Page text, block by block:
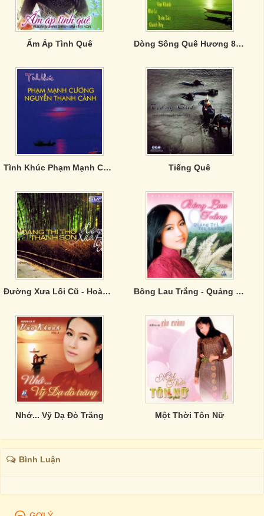
Ấm Áp Tình Quê Dòng Sông Quê Hương 8 - Chung Vầng Trăng Đợi
Tình Khúc Phạm Mạnh Cương; Nguyễn Thanh Cảnh Tiếng Quê
Đường Xưa Lối Cũ - Hoàng Thi Thơ ,Thanh Sơn Bông Lau Trắng - Quảng Trị Yêu Thương
Nhớ... Vỹ Dạ Đò Trăng Một Thời Tôn Nữ
Bình Luận